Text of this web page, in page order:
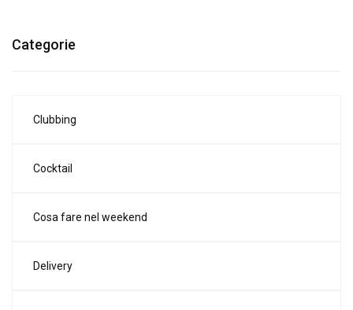
Categorie
Clubbing
Cocktail
Cosa fare nel weekend
Delivery